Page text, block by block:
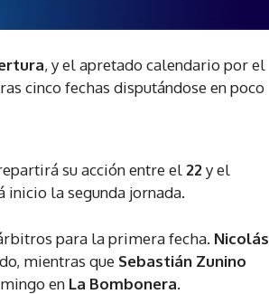
, y el apretado calendario por el
cinco fechas disputándose en poco
su acción entre el 22y el
inicio la segunda jornada.
para la primera fecha. Nicolás
mientras que Sebastián Zunino
en La Bombonera.